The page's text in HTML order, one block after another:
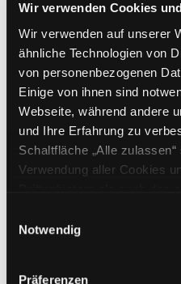
Wir verwenden Cookies
Wir verwenden auf unserer
ähnliche Technologien von
von personenbezogenen
Einige von ihnen sind
Webseite, während andere
und Ihre Erfahrung zu
Schaltfläche „Alle
Verwendung aller Cookies
Cookies von Drittanbietern,
unsicheren Drittländern
ohne adäquates
Notwendig
Präferenzen
Gladiatorin
Mediengruppe:
Livingston,
Mehr Informationen
Bände